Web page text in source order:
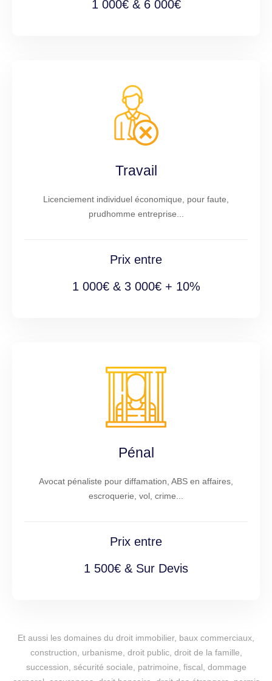
1 000€ & 6 000€
Travail
Licenciement individuel économique, pour faute,
prudhomme entreprise...
Prix entre
1 000€ & 3 000€ + 10%
Pénal
Avocat pénaliste pour diffamation, ABS en affaires,
escroquerie, vol, crime...
Prix entre
1 500€ & Sur Devis
Et aussi les domaines du droit immobilier, baux commerciaux,
construction, urbanisme, droit public, droit de la famille,
succession, sécurité sociale, patrimoine, fiscal, dommage